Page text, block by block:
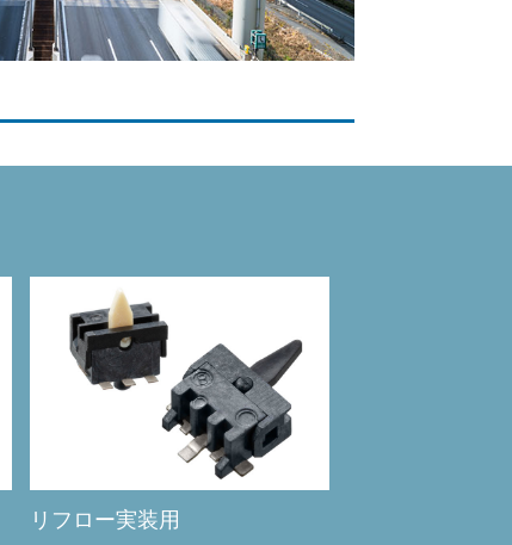
リフロー実装用